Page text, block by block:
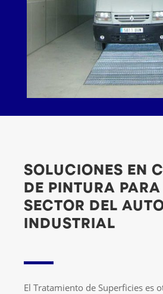
SOLUCIONES EN
DE PINTURA
SECTOR DEL
INDUSTRIAL
El Tratamiento de Superficies es